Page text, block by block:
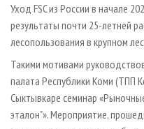
Уход FSC из России в начале
результаты почти 25-летней
лесопользования в крупном
Такими мотивами
палата Республики Коми (ТПП
Сыктывкаре семинар
эталон"». Мероприятие,